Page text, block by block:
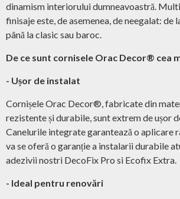
dinamism interiorului dumneavoastră.
finisaje este, de asemenea, de neegalat: de
până la clasic sau baroc.
De ce sunt cornisele Orac Decor® cea
- Ușor de instalat
Cornișele Orac Decor®, fabricate din
rezistente și durabile, sunt extrem de ușor
Canelurile integrate garantează o aplicare
va se oferă o garanție a instalarii durabile
adezivii nostri DecoFix Pro si Ecofix Extra.
- Ideal pentru renovări